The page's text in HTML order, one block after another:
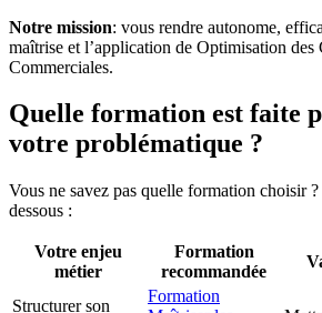
Notre mission: vous rendre autonome,
maîtrise et l’application de Optimisation des
Commerciales.
Quelle formation est faite
votre problématique ?
Vous ne savez pas quelle formation choisir
dessous :
Votre enjeu
métier
Formation
recommandée
Structurer son
Formation